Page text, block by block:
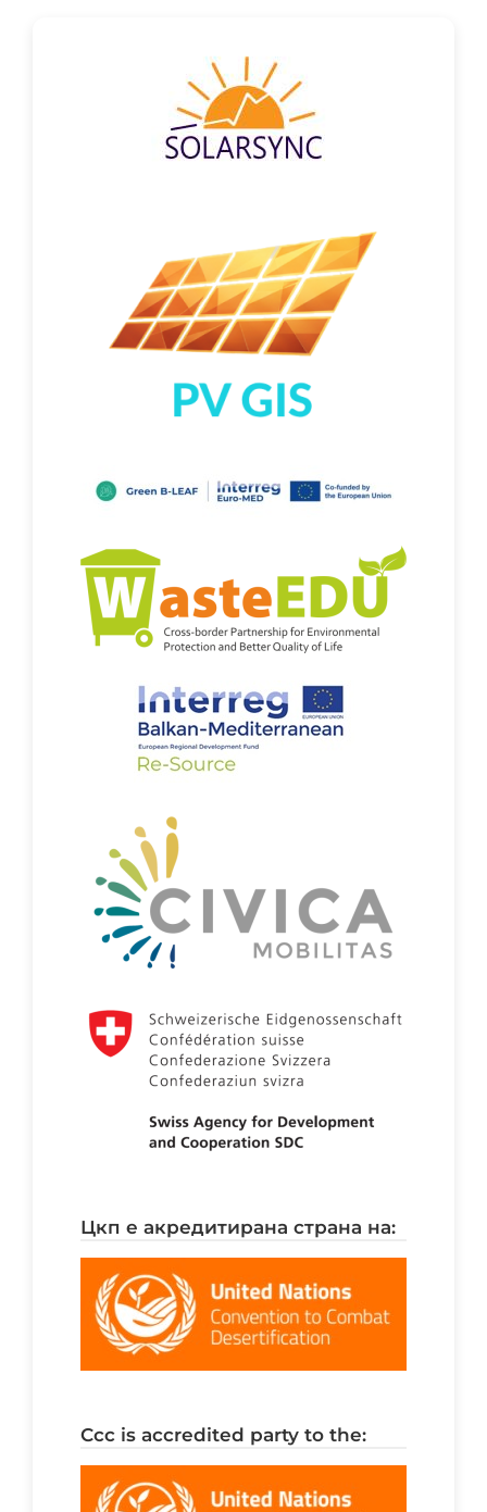
цкп е акредитирана страна на:
ccc is accredited party to the: